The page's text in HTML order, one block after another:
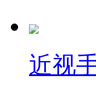
近视